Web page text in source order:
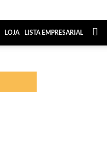
LOJA LISTA EMPRESARIAL